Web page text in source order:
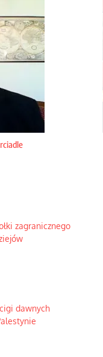
zagranicznego
dawnych